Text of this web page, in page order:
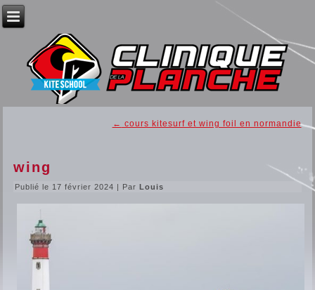
← cours kitesurf et wing foil en normandie
wing
Publié le 17 février 2024 Par Louis